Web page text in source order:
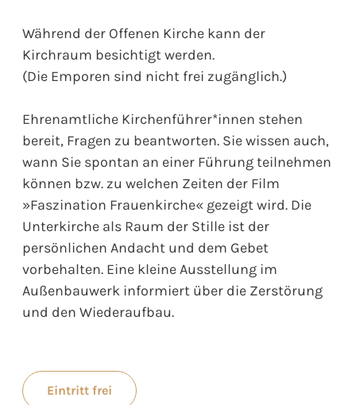
Während der Offenen Kirche kann der
Kirchraum besichtigt werden.
(Die Emporen sind nicht frei zugänglich.)
Ehrenamtliche Kirchenführer*innen stehen
bereit, Fragen zu beantworten. Sie wissen auch,
wann Sie spontan an einer Führung teilnehmen
können bzw. zu welchen Zeiten der Film
»Faszination Frauenkirche« gezeigt wird. Die
Unterkirche als Raum der Stille ist der
persönlichen Andacht und dem Gebet
vorbehalten. Eine kleine Ausstellung im
Außenbauwerk informiert über die Zerstörung
und den Wiederaufbau.
Eintritt frei